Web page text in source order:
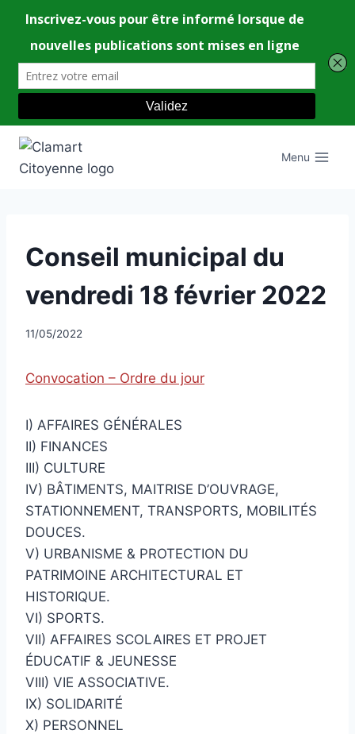
Aller
contenu
Menu
UNCATEGORIZED
Conseil municipal du
vendredi 18 février 2022
Par
11/05/2022
Convocation – Ordre du jour
I) AFFAIRES GÉNÉRALES
II) FINANCES
III) CULTURE
IV) BÂTIMENTS, MAITRISE D’OUVRAGE,
STATIONNEMENT, TRANSPORTS, MOBILITÉS
DOUCES.
V) URBANISME & PROTECTION DU
PATRIMOINE ARCHITECTURAL ET
HISTORIQUE.
VI) SPORTS.
VII) AFFAIRES SCOLAIRES ET PROJET
ÉDUCATIF & JEUNESSE
VIII) VIE ASSOCIATIVE.
IX) SOLIDARITÉ
X) PERSONNEL